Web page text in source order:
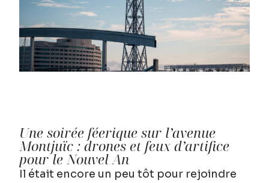
Une soirée féerique sur l’avenue
Montjuïc : drones et feux d’artifice
pour le Nouvel An
Il était encore un peu tôt pour rejoindre